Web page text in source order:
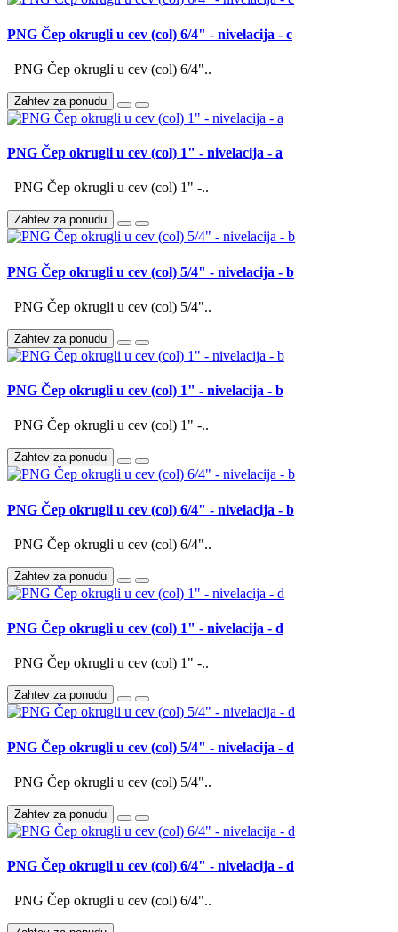
PNG Čep okrugli u cev (col) 6/4" - nivelacija - c
PNG Čep okrugli u cev (col) 6/4"..
Zahtev za ponudu
PNG Čep okrugli u cev (col) 1" - nivelacija - a
PNG Čep okrugli u cev (col) 1" -..
Zahtev za ponudu
PNG Čep okrugli u cev (col) 5/4" - nivelacija - b
PNG Čep okrugli u cev (col) 5/4"..
Zahtev za ponudu
PNG Čep okrugli u cev (col) 1" - nivelacija - b
PNG Čep okrugli u cev (col) 1" -..
Zahtev za ponudu
PNG Čep okrugli u cev (col) 6/4" - nivelacija - b
PNG Čep okrugli u cev (col) 6/4"..
Zahtev za ponudu
PNG Čep okrugli u cev (col) 1" - nivelacija - d
PNG Čep okrugli u cev (col) 1" -..
Zahtev za ponudu
PNG Čep okrugli u cev (col) 5/4" - nivelacija - d
PNG Čep okrugli u cev (col) 5/4"..
Zahtev za ponudu
PNG Čep okrugli u cev (col) 6/4" - nivelacija - d
PNG Čep okrugli u cev (col) 6/4"..